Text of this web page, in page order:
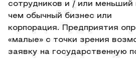
сотрудников и / или меньший
чем обычный бизнес или
корпорация. Предприятия
«малые» с точки зрения
заявку на государственную